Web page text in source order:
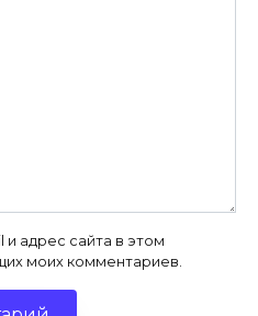
адрес сайта в этом
моих комментариев.